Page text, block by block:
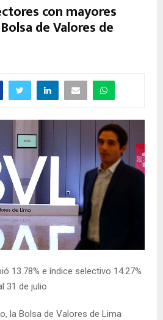
con mayores
de Valores de
13.78% e índice selectivo 14.27%
31 de julio
la Bolsa de Valores de Lima